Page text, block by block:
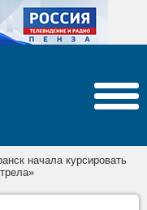
начала курсировать